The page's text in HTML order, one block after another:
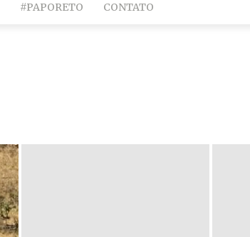
#PAPORETO CONTATO